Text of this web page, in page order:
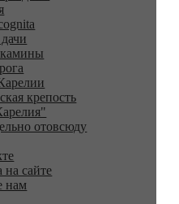
крепость
отовсюду
на сайте
нам